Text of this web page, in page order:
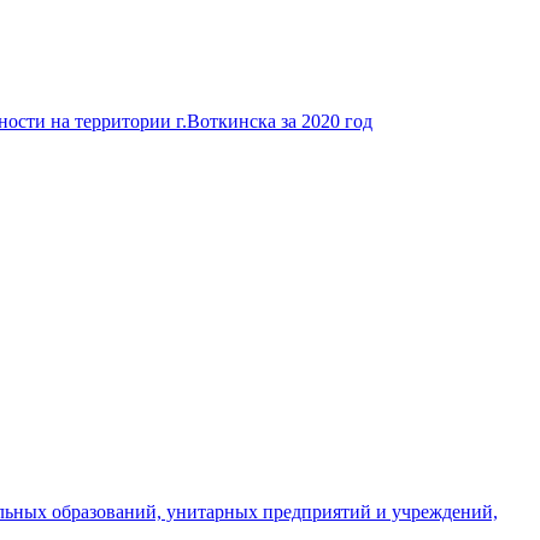
на территории г.Воткинска за 2020 год
образований, унитарных предприятий и учреждений,